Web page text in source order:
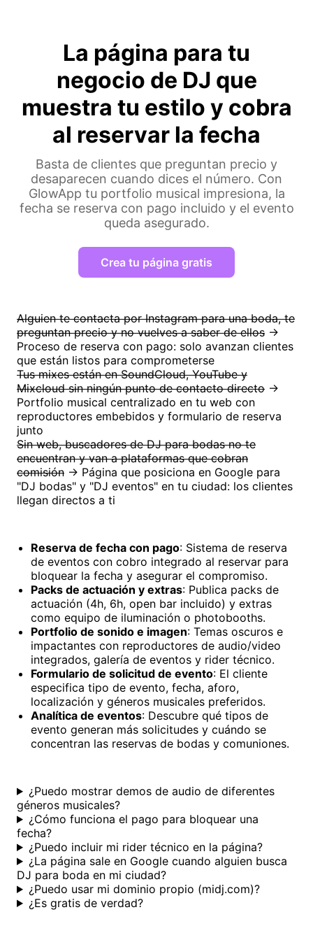
La página para tu
negocio de DJ que
muestra tu estilo y cobra
al reservar la fecha
Basta de clientes que preguntan precio y
desaparecen cuando dices el número. Con
GlowApp tu portfolio musical impresiona, la
fecha se reserva con pago incluido y el evento
queda asegurado.
Crea tu página gratis
Alguien te contacta por Instagram para una boda, te
preguntan precio y no vuelves a saber de ellos →
Proceso de reserva con pago: solo avanzan clientes
que están listos para comprometerse
Tus mixes están en SoundCloud, YouTube y
Mixcloud sin ningún punto de contacto directo →
Portfolio musical centralizado en tu web con
reproductores embebidos y formulario de reserva
junto
Sin web, buscadores de DJ para bodas no te
encuentran y van a plataformas que cobran
comisión → Página que posiciona en Google para
"DJ bodas" y "DJ eventos" en tu ciudad: los clientes
llegan directos a ti
Reserva de fecha con pago: Sistema de reserva
de eventos con cobro integrado al reservar para
bloquear la fecha y asegurar el compromiso.
Packs de actuación y extras: Publica packs de
actuación (4h, 6h, open bar incluido) y extras
como equipo de iluminación o photobooths.
Portfolio de sonido e imagen: Temas oscuros e
impactantes con reproductores de audio/video
integrados, galería de eventos y rider técnico.
Formulario de solicitud de evento: El cliente
especifica tipo de evento, fecha, aforo,
localización y géneros musicales preferidos.
Analítica de eventos: Descubre qué tipos de
evento generan más solicitudes y cuándo se
concentran las reservas de bodas y comuniones.
¿Puedo mostrar demos de audio de diferentes
géneros musicales?
¿Cómo funciona el pago para bloquear una
fecha?
¿Puedo incluir mi rider técnico en la página?
¿La página sale en Google cuando alguien busca
DJ para boda en mi ciudad?
¿Puedo usar mi dominio propio (midj.com)?
¿Es gratis de verdad?